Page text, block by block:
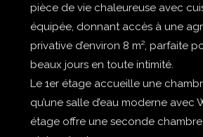
pièce de vie chaleureuse avec
équipée, donnant accès à une
privative d’environ 8 m², parfaite
beaux jours en toute intimité.
Le 1er étage accueille une
qu’une salle d’eau moderne avec
étage offre une seconde